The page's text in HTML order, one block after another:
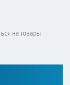
на товары